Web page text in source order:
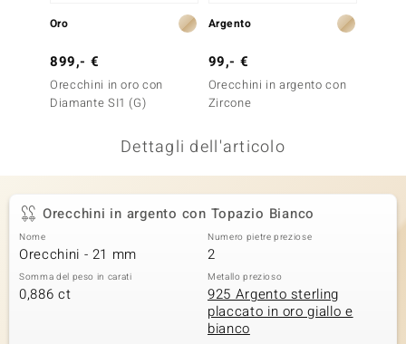
Classics
Oro
899,- €
Orecchini in oro con
Diamante SI1 (G)
Argento
99,- €
Orecchini in argento con
Zircone
Dettagli dell'articolo
Orecchini in argento con Topazio Bianco
Nome
Orecchini - 21 mm
Numero pietre preziose
2
Somma del peso in carati
0,886 ct
Metallo prezioso
925 Argento sterling
placcato in oro giallo e
bianco